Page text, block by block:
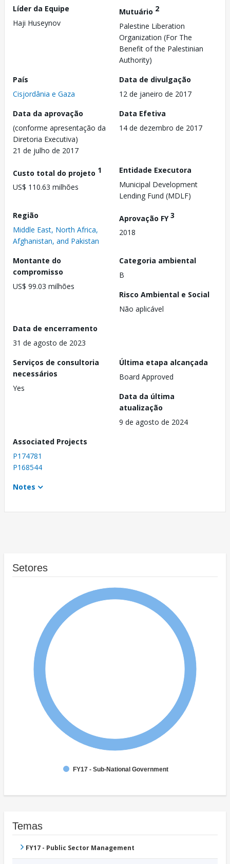
Líder da Equipe
Haji Huseynov
Mutuário 2
Palestine Liberation
Organization (For The
Benefit of the Palestinian
Authority)
País
Cisjordânia e Gaza
Data de divulgação
12 de janeiro de 2017
Data da aprovação
(conforme apresentação da
Diretoria Executiva)
21 de julho de 2017
Data Efetiva
14 de dezembro de 2017
Custo total do projeto 1
US$ 110.63 milhões
Entidade Executora
Municipal Development
Lending Fund (MDLF)
Região
Middle East, North Africa,
Afghanistan, and Pakistan
Aprovação FY3
2018
Montante do
compromisso
US$ 99.03 milhões
Categoria ambiental
B
Risco Ambiental e Social
Não aplicável
Data de encerramento
31 de agosto de 2023
Serviços de consultoria
necessários
Yes
Última etapa alcançada
Board Approved
Data da última
atualização
9 de agosto de 2024
Associated Projects
P174781
P168544
Notes
Setores
FY17 - Sub-National Government
Temas
FY17 - Public Sector Management